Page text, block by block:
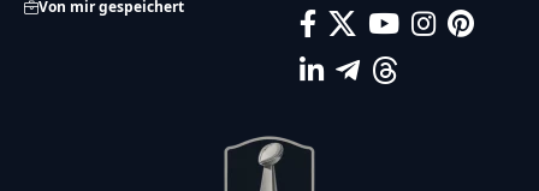
Von mir gespeichert